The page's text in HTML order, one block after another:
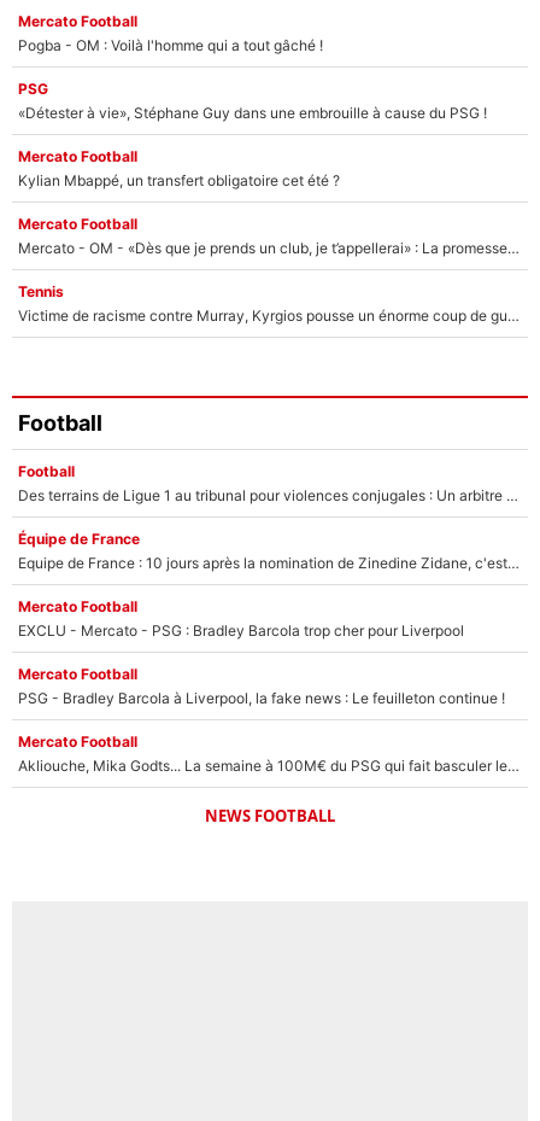
Mercato Football
Pogba - OM : Voilà l'homme qui a tout gâché !
PSG
«Détester à vie», Stéphane Guy dans une embrouille à cause du PSG !
Mercato Football
Kylian Mbappé, un transfert obligatoire cet été ?
Mercato Football
Mercato - OM - «Dès que je prends un club, je t’appellerai» : La promesse de Marcelino au moment de claquer la porte
Tennis
Victime de racisme contre Murray, Kyrgios pousse un énorme coup de gueule !
Football
Football
Des terrains de Ligue 1 au tribunal pour violences conjugales : Un arbitre français encourt une peine de 18 mois de prison !
Équipe de France
Equipe de France : 10 jours après la nomination de Zinedine Zidane, c'est au tour de son fils de prendre un nouveau départ !
Mercato Football
EXCLU - Mercato - PSG : Bradley Barcola trop cher pour Liverpool
Mercato Football
PSG - Bradley Barcola à Liverpool, la fake news : Le feuilleton continue !
Mercato Football
Akliouche, Mika Godts... La semaine à 100M€ du PSG qui fait basculer le mercato du PSG !
NEWS FOOTBALL